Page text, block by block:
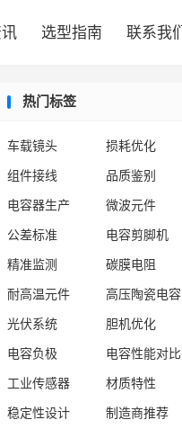
选型指南 联系我们
热门标签
车载镜头 损耗优化
组件接线
品质鉴别
电容器生产
微波元件
公差标准
电容剪脚机
精准监测
碳膜电阻
耐高温元件
高压陶瓷电容
光伏系统
胆机优化
电容负极
电容性能对比
工业传感器
材质特性
稳定性设计
制造商推荐